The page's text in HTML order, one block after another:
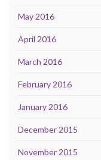
May 2016
April 2016
March 2016
February 2016
January 2016
December 2015
November 2015